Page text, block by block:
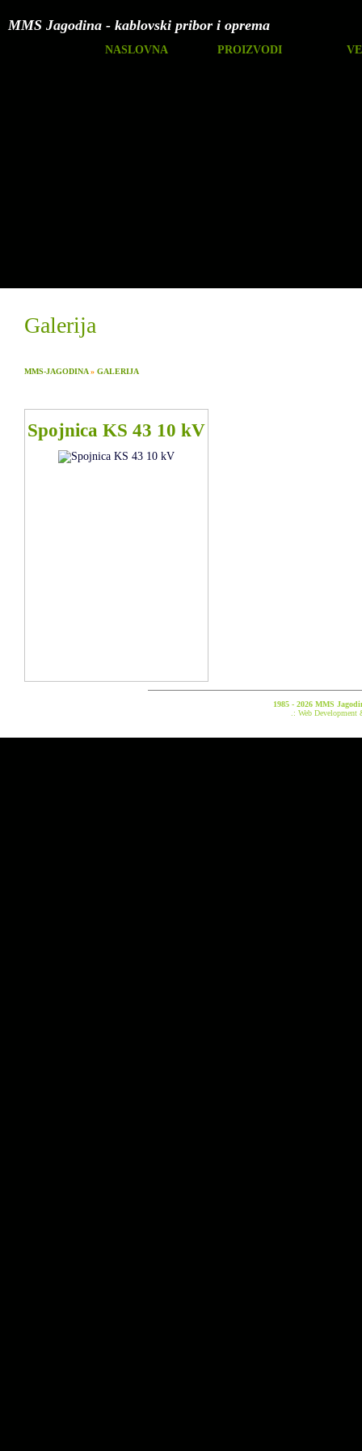
MMS Jagodina - kablovski pribor i oprema
NASLOVNA PROIZVODI
Galerija
MMS-JAGODINA» GALERIJA
Spojnica KS 43 10 kV
1985 - 2026 MMS
.: Web